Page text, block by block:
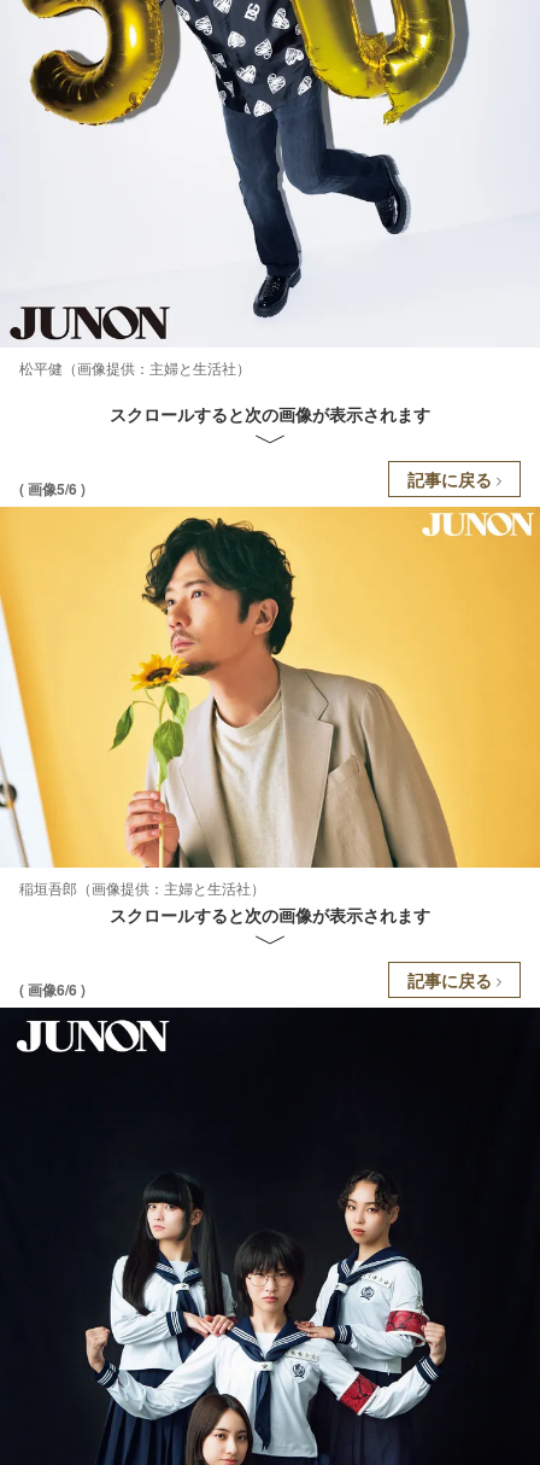
松平健（画像提供：主婦と生活社）
スクロールすると次の画像が表示されます
( 画像5/6 ) 記事に戻る
稲垣吾郎（画像提供：主婦と生活社）
スクロールすると次の画像が表示されます
( 画像6/6 ) 記事に戻る